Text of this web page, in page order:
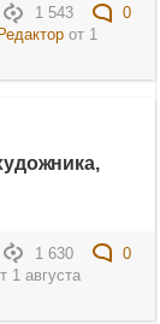
1 543
0
Редакторот 1
1 630
0
1 августа